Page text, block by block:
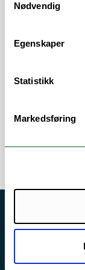
Nødvendig
Egenskaper
Statistikk
Markedsføring
Nyere tids